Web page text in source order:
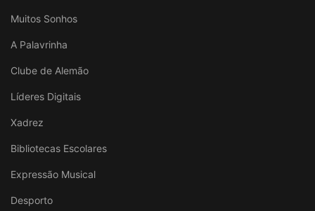
Muitos Sonhos
A Palavrinha
Clube de Alemão
Líderes Digitais
Xadrez
Bibliotecas Escolares
Expressão Musical
Desporto